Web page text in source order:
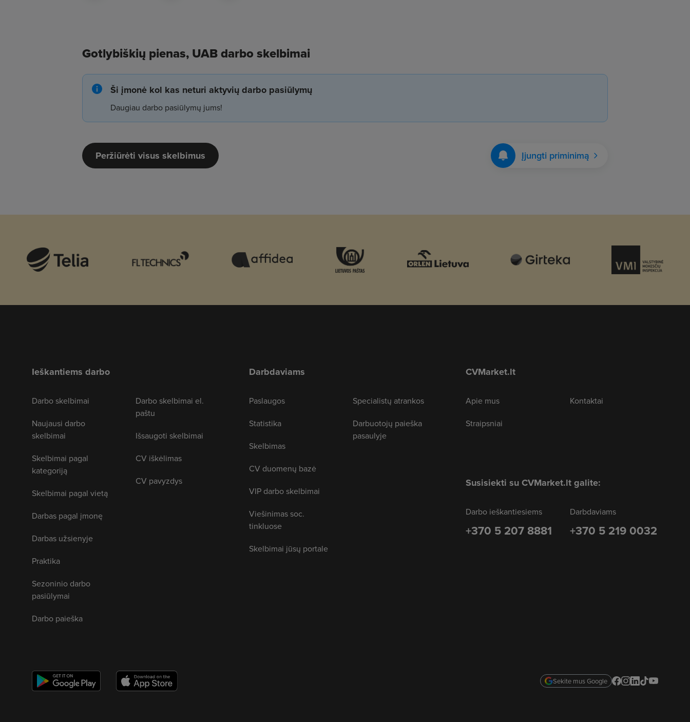
Gotlybiškių pienas, UAB darbo skelbimai
Ši įmonė kol kas neturi aktyvių darbo pasiūlymų
Daugiau darbo pasiūlymų jums!
Peržiūrėti visus skelbimus Įjungti priminimą
Ieškantiems darbo
Darbo skelbimai
Naujausi darbo
skelbimai
Skelbimai pagal
kategoriją
Skelbimai pagal vietą
Darbas pagal įmonę
Darbas užsienyje
Praktika
Sezoninio darbo
pasiūlymai
Darbo paieška
Darbo skelbimai el.
paštu
Išsaugoti skelbimai
CV iškėlimas
CV pavyzdys
Darbdaviams
Paslaugos
Statistika
Skelbimas
CV duomenų bazė
VIP darbo skelbimai
Viešinimas soc.
tinkluose
Skelbimai jūsų portale
Specialistų atrankos
Darbuotojų paieška
pasaulyje
CVMarket.lt
Apie mus
Straipsniai
Kontaktai
Susisiekti su CVMarket.lt galite:
Darbo ieškantiesiems
+370 5 207 8881
Darbdaviams
+370 5 219 0032
Sekite mus Google